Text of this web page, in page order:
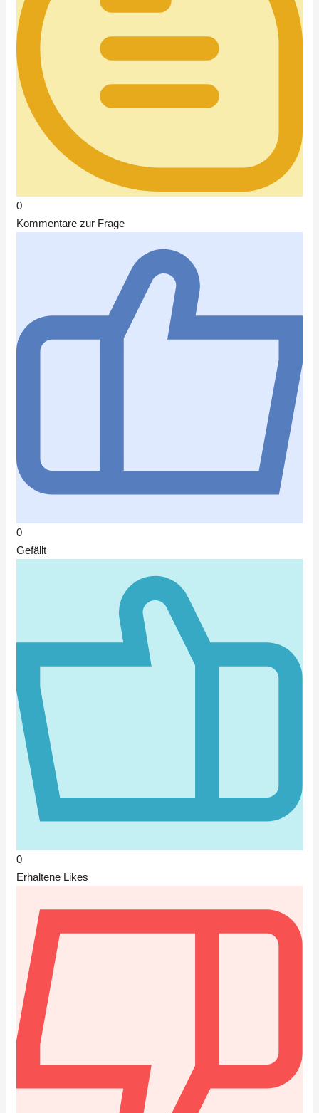
0
Kommentare zur Frage
0
Gefällt
0
Erhaltene Likes